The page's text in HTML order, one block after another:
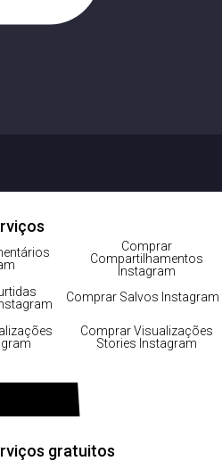
Comprar
Compartilhamentos
Instagram
Comprar Salvos Instagram
Comprar Visualizações
Stories Instagram
gratuitos
um